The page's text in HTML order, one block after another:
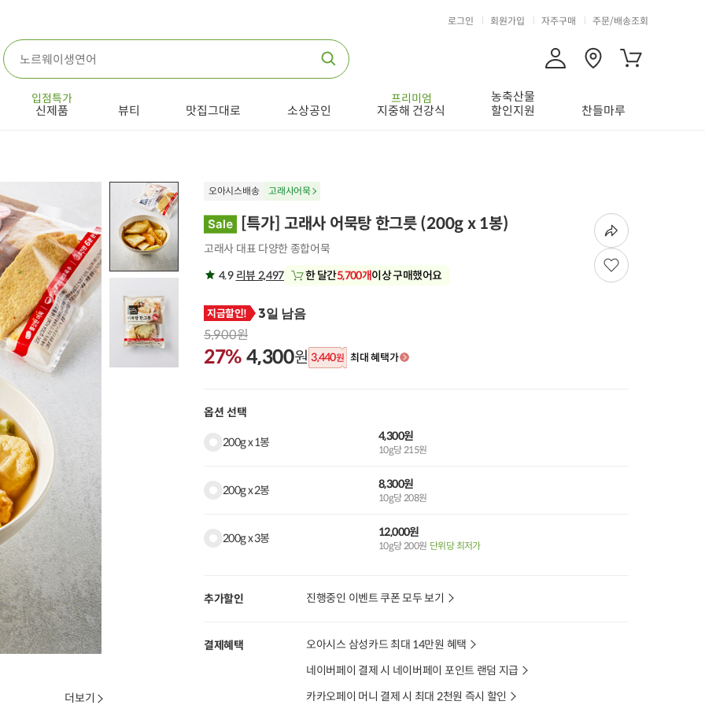
로그인 회원가입 자주구매 주문/배송조회
입점특가
신제품 뷰티 맛집그대로 소상공인
프리미엄
지중해 건강식
농축산물
할인지원
찬들마루
더보기
오아시스배송 고래사어묵
[특가] 고래사 어묵탕 한그릇 (200g x 1봉)
고래사 대표 다양한 종합어묵
4.9 리뷰 2,497 한 달간5,700개이상 구매했어요
지금할인! 3일 남음
5,900원
27% 4,300원 3,440원 최대 혜택가
옵션 선택
200g x 1봉 4,300원
10g당 215원
200g x 2봉 8,300원
10g당 208원
200g x 3봉 12,000원
10g당 200원 단위당 최저가
추가할인 진행중인 이벤트 쿠폰 모두 보기
결제혜택
오아시스 삼성카드 최대 14만원 혜택
네이버페이 결제 시 네이버페이 포인트 랜덤 지급
카카오페이 머니 결제 시 최대 2천원 즉시 할인